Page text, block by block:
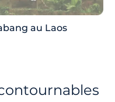
au Laos